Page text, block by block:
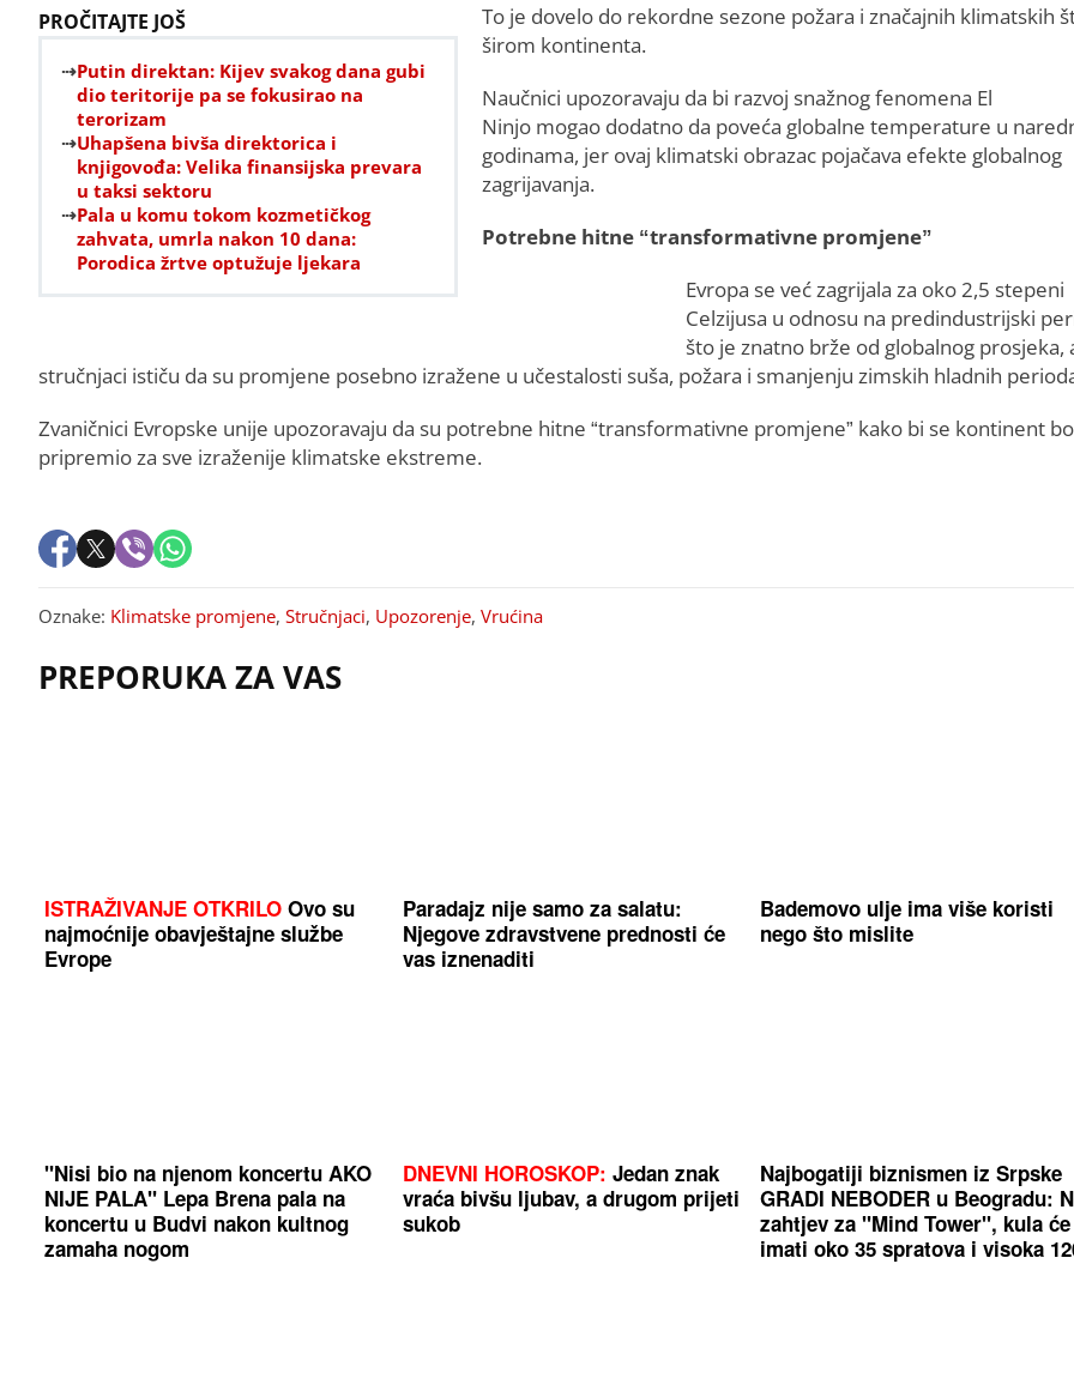
PROČITAJTE JOŠ
Putin direktan: Kijev svakog dana gubi
dio teritorije pa se fokusirao na
terorizam
Uhapšena bivša direktorica i
knjigovođa: Velika finansijska prevara
u taksi sektoru
Pala u komu tokom kozmetičkog
zahvata, umrla nakon 10 dana:
Porodica žrtve optužuje ljekara
To je dovelo do rekordne sezone požara i značajnih klimatskih
širom kontinenta.
Naučnici upozoravaju da bi razvoj snažnog fenomena El
Ninjo mogao dodatno da poveća globalne temperature u
godinama, jer ovaj klimatski obrazac pojačava efekte globalnog
zagrijavanja.
Potrebne hitne “transformativne promjene”
Evropa se već zagrijala za oko 2,5 stepeni
Celzijusa u odnosu na predindustrijski
što je znatno brže od globalnog prosjeka,
stručnjaci ističu da su promjene posebno izražene u učestalosti suša, požara i smanjenju zimskih hladnih
Zvaničnici Evropske unije upozoravaju da su potrebne hitne “transformativne promjene” kako bi se kontinent
pripremio za sve izraženije klimatske ekstreme.
Oznake: Klimatske promjene, Stručnjaci, Upozorenje, Vrućina
PREPORUKA ZA VAS
ISTRAŽIVANJE OTKRILO Ovo su
najmoćnije obavještajne službe
Evrope
Paradajz nije samo za salatu:
Njegove zdravstvene prednosti će
vas iznenaditi
Bademovo ulje ima više koristi
nego što mislite
"Nisi bio na njenom koncertu AKO
NIJE PALA" Lepa Brena pala na
koncertu u Budvi nakon kultnog
zamaha nogom
DNEVNI HOROSKOP: Jedan znak
vraća bivšu ljubav, a drugom prijeti
sukob
Najbogatiji biznismen iz Srpske
GRADI NEBODER u Beogradu:
zahtjev za "Mind Tower", kula će
imati oko 35 spratova i visoka